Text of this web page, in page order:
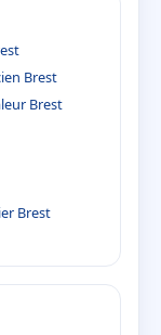
Brest
Brest
Brest